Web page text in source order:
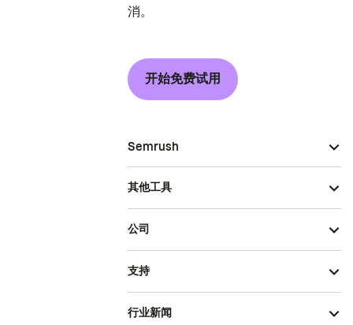
消。
开始免费试用
Semrush
其他工具
公司
支持
行业新闻